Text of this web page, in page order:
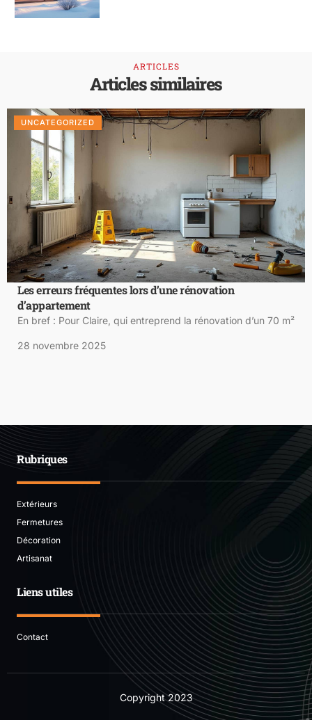
ARTICLES
Articles similaires
UNCATEGORIZED
Les erreurs fréquentes lors d’une rénovation
d’appartement
En bref : Pour Claire, qui entreprend la rénovation d’un 70 m²
28 novembre 2025
Rubriques
Extérieurs
Fermetures
Décoration
Artisanat
Liens utiles
Contact
Copyright2023